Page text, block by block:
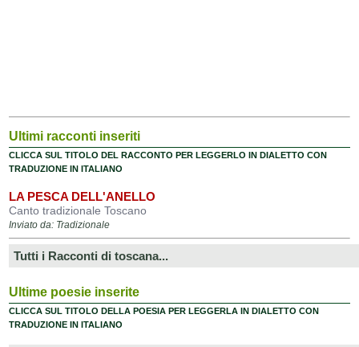
Ultimi racconti inseriti
CLICCA SUL TITOLO DEL RACCONTO PER LEGGERLO IN DIALETTO CON
TRADUZIONE IN ITALIANO
LA PESCA DELL'ANELLO
Canto tradizionale Toscano
Inviato da: Tradizionale
Tutti i Racconti di toscana...
Ultime poesie inserite
CLICCA SUL TITOLO DELLA POESIA PER LEGGERLA IN DIALETTO CON
TRADUZIONE IN ITALIANO